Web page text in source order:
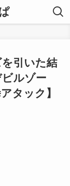
引いた結
ルゾー
タック】